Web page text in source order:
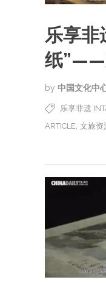
乐享非
纸”——
by 中国文化中
乐享非遗
ARTICLE 文旅资